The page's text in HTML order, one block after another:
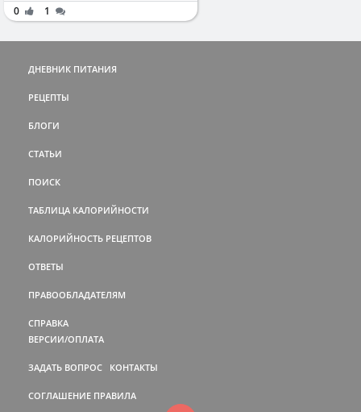
0 1
ДНЕВНИК ПИТАНИЯ
РЕЦЕПТЫ
БЛОГИ
СТАТЬИ
ПОИСК
ТАБЛИЦА КАЛОРИЙНОСТИ
КАЛОРИЙНОСТЬ РЕЦЕПТОВ
ОТВЕТЫ
ПРАВООБЛАДАТЕЛЯМ
СПРАВКА
ВЕРСИИ/ОПЛАТА
ЗАДАТЬ ВОПРОС КОНТАКТЫ
СОГЛАШЕНИЕ ПРАВИЛА